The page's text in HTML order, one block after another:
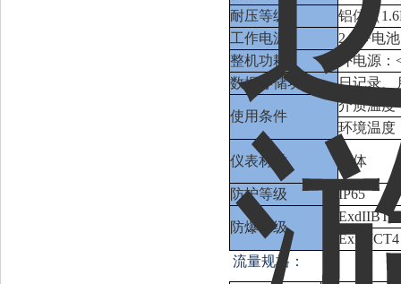
耐压等级
铝体（
工作电源
24V+电池
整机功耗
外电源
数据存储功能
日记录、
使用条件
介质温度
环境温度
仪表材质 表体
防护等级 IP65
防爆等级
ExdIIBT4
ExiaIICT4
流量规格：